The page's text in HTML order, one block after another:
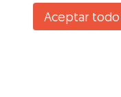
Aceptar todo